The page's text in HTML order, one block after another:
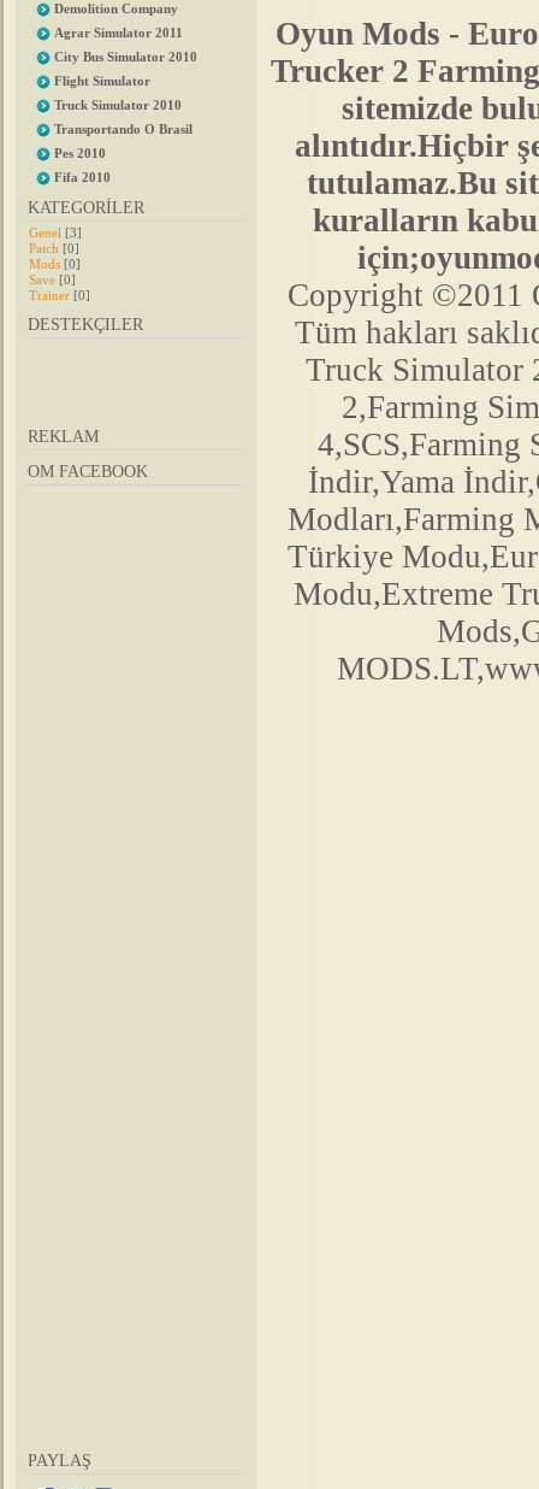
Demolition Company
Agrar Simulator 2011
City Bus Simulator 2010
Flight Simulator
Truck Simulator 2010
Transportando O Brasil
Pes 2010
Fifa 2010
KATEGORİLER
Genel [3]
Patch [0]
Mods [0]
Save [0]
Trainer [0]
DESTEKÇILER
REKLAM
OM FACEBOOK
PAYLAŞ
Oyun Mods -
Trucker 2
sitemizde
alıntıdır.Hiçbir
tutulamaz.Bu
kuralların
Copyright ©2011
Tüm hakları
Truck Simulator
2,Farming
4,SCS,Farming
İndir,Yama
Modları,Farming
Türkiye
Modu,Extreme